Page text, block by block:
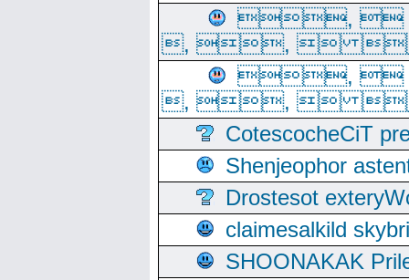
,
, , 
,
, , 
CotescocheCiT
Shenjeophor
Drostesot
claimesalkild
SHOONAKAK